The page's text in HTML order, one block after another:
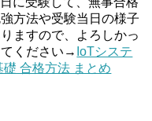
方法や受験当日の様子
ますので、よろしかっ
ください→ IoTシステ
礎 合格方法 まとめ